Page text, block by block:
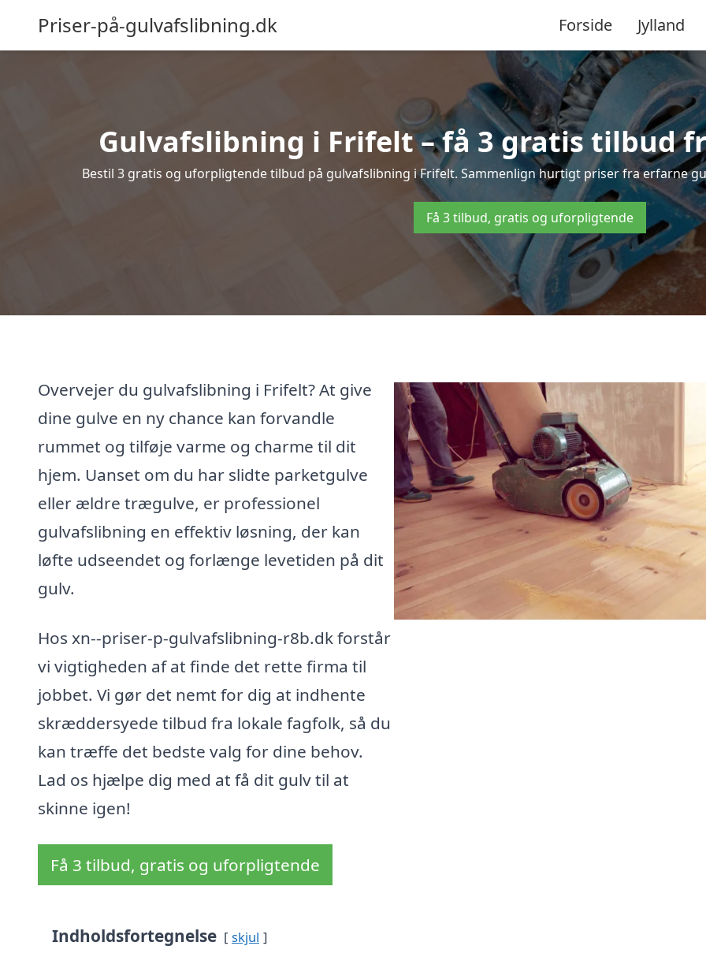
Priser-på-gulvafslibning.dk Forside Jylland
Gulvafslibning i Frifelt – få 3 gratis tilbud
Bestil 3 gratis og uforpligtende tilbud på gulvafslibning i Frifelt. Sammenlign hurtigt priser fra erfarne
Få 3 tilbud, gratis og uforpligtende
Overvejer du gulvafslibning i Frifelt? At give
dine gulve en ny chance kan forvandle
rummet og tilføje varme og charme til dit
hjem. Uanset om du har slidte parketgulve
eller ældre trægulve, er professionel
gulvafslibning en effektiv løsning, der kan
løfte udseendet og forlænge levetiden på dit
gulv.
Hos xn--priser-p-gulvafslibning-r8b.dk forstår
vi vigtigheden af at finde det rette firma til
jobbet. Vi gør det nemt for dig at indhente
skræddersyede tilbud fra lokale fagfolk, så du
kan træffe det bedste valg for dine behov.
Lad os hjælpe dig med at få dit gulv til at
skinne igen!
Få 3 tilbud, gratis og uforpligtende
Indholdsfortegnelse skjul